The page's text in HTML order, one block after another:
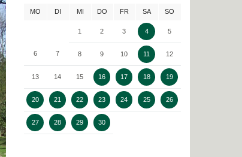
MO DI MI DO FR SA SO
1 2 3 4 5
6 7 8 9 10 11 12
13 14 15 16 17 18 19
20 21 22 23 24 25 26
27 28 29 30